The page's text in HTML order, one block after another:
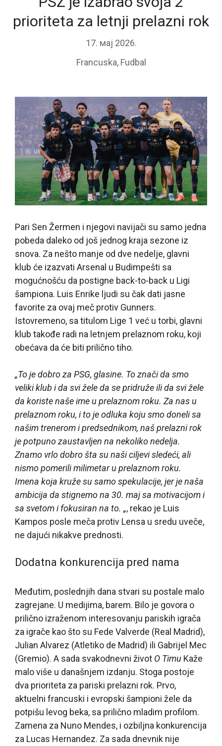
prioriteta za letnji prelazni rok
17. мај 2026.
Francuska, Fudbal
Pari Sen Žermen i njegovi navijači su samo jedna
pobeda daleko od još jednog kraja sezone iz
snova. Za nešto manje od dve nedelje, glavni
klub će izazvati Arsenal u Budimpešti sa
mogućnošću da postigne back-to-back u Ligi
šampiona. Luis Enrike ljudi su čak dati jasne
favorite za ovaj meč protiv Gunners.
Istovremeno, sa titulom Lige 1 već u torbi, glavni
klub takođe radi na letnjem prelaznom roku, koji
obećava da će biti prilično tiho.
„To je dobro za PSG, glasine. To znači da smo
veliki klub i da svi žele da se pridruže ili da svi žele
da koriste naše ime u prelaznom roku. Za nas u
prelaznom roku, i to je odluka koju smo doneli sa
našim trenerom i predsednikom, naš prelazni rok
je potpuno zaustavljen na nekoliko nedelja.
Znamo vrlo dobro šta su naši ciljevi sledeći, ali
nismo pomerili milimetar u prelaznom roku.
Imena koja kruže su samo spekulacije, jer je naša
ambicija da stignemo na 30. maj sa motivacijom i
sa svetom i fokusiran na to. „, rekao je Luis
Kampos posle meča protiv Lensa u sredu uveče,
ne dajući nikakve prednosti.
Dodatna konkurencija pred nama
Međutim, poslednjih dana stvari su postale malo
zagrejane. U medijima, barem. Bilo je govora o
prilično izraženom interesovanju pariskih igrača
za igrače kao što su Fede Valverde (Real Madrid),
Julian Alvarez (Atletiko de Madrid) ili Gabrijel Mec
(Gremio). A sada svakodnevni život O Timu Kaže
malo više u današnjem izdanju. Stoga postoje
dva prioriteta za pariski prelazni rok. Prvo,
aktuelni francuski i evropski šampioni žele da
potpišu levog beka, sa prilično mladim profilom.
Zamena za Nuno Mendes, i ozbiljna konkurencija
za Lucas Hernandez. Za sada dnevnik nije